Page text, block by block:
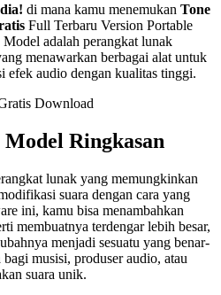
di mana kamu menemukan Tone
Full Terbaru Version Portable
adalah perangkat lunak
menawarkan berbagai alat untuk
efek audio dengan kualitas tinggi.
Model Ringkasan
lunak yang memungkinkan
suara dengan cara yang
ini, kamu bisa menambahkan
membuatnya terdengar lebih besar,
menjadi sesuatu yang benar-
musisi, produser audio, atau
suara unik.